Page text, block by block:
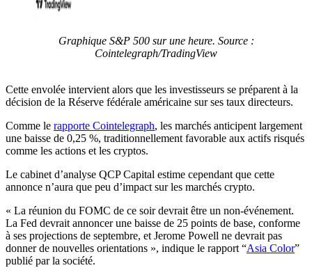
Graphique S&P 500 sur une heure. Source :
Cointelegraph/TradingView
Cette envolée intervient alors que les investisseurs se préparent à la
décision de la Réserve fédérale américaine sur ses taux directeurs.
Comme le rapporte Cointelegraph, les marchés anticipent largement
une baisse de 0,25 %, traditionnellement favorable aux actifs risqués
comme les actions et les cryptos.
Le cabinet d’analyse QCP Capital estime cependant que cette
annonce n’aura que peu d’impact sur les marchés crypto.
« La réunion du FOMC de ce soir devrait être un non-événement.
La Fed devrait annoncer une baisse de 25 points de base, conforme
à ses projections de septembre, et Jerome Powell ne devrait pas
donner de nouvelles orientations », indique le rapport “Asia Color”
publié par la société.